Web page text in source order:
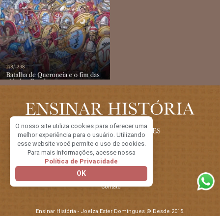
O nosso site utiliza cookies para oferecer uma
melhor experiência para o usuário. Utilizando
esse website você permite o uso de cookies.
Para mais informações, acesse nossa
Política de Privacidade
OK
Ensinar História - Joelza Ester Domingues © Desde 2015.
Sobre o Blog
Contato